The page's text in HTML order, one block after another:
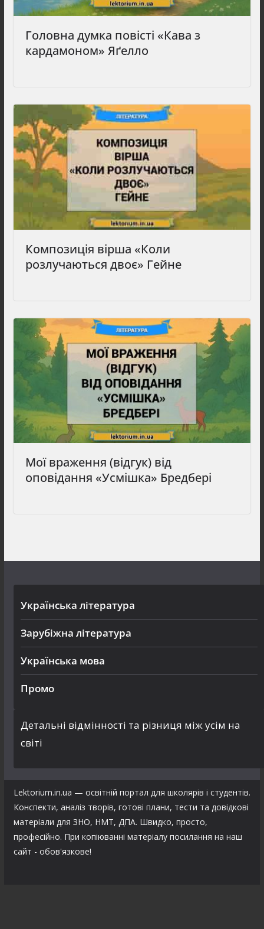
Головна думка повісті «Кава з
кардамоном» Яґелло
Композиція вірша «Коли
розлучаються двоє» Гейне
Мої враження (відгук) від
оповідання «Усмішка» Бредбері
Українська література
Зарубіжна література
Українська мова
Промо
Детальні відмінності та різниця між усім на
світі
Lektorium.in.ua — освітній портал для школярів і студентів.
Конспекти, аналіз творів, готові плани, тести та довідкові
матеріали для ЗНО, НМТ, ДПА. Швидко, просто,
професійно. При копіюванні матеріалу посилання на наш
сайт - обов'язкове!